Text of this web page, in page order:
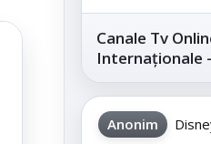
Canale Tv
Internaționale
channels
Anonim